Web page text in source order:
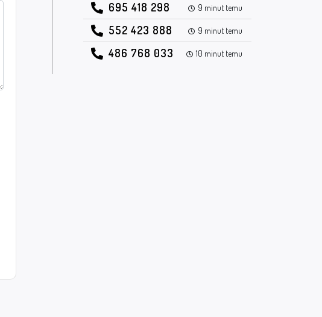
695 418 298 9 minut temu
552 423 888 9 minut temu
486 768 033 10 minut temu